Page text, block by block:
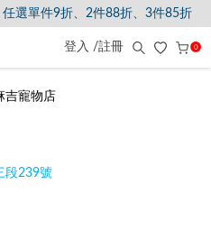
任選單件9折、2件88折、3件85折
登入 /註冊 0
吉寵物店
段239號